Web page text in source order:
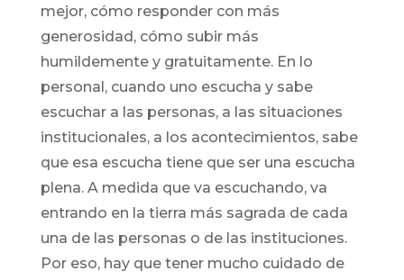
mejor, cómo responder con más
generosidad, cómo subir más
humildemente y gratuitamente. En lo
personal, cuando uno escucha y sabe
escuchar a las personas, a las situaciones
institucionales, a los acontecimientos, sabe
que esa escucha tiene que ser una escucha
plena. A medida que va escuchando, va
entrando en la tierra más sagrada de cada
una de las personas o de las instituciones.
Por eso, hay que tener mucho cuidado de